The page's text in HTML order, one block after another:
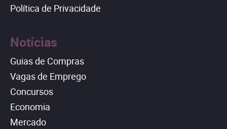
Política de Privacidade
Notícias
Guias de Compras
Vagas de Emprego
Concursos
Economia
Mercado